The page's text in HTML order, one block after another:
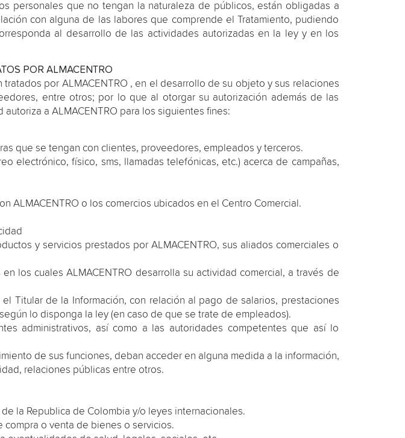
personales que no tengan la naturaleza de públicos, están obligadas a
con alguna de las labores que comprende el Tratamiento, pudiendo
al desarrollo de las actividades autorizadas en la ley y en los
POR ALMACENTRO
por ALMACENTRO , en el desarrollo de su objeto y sus relaciones
entre otros; por lo que al otorgar su autorización además de las
a ALMACENTRO para los siguientes fines:
que se tengan con clientes, proveedores, empleados y terceros.
electrónico, físico, sms, llamadas telefónicas, etc.) acerca de campañas,
ALMACENTRO o los comercios ubicados en el Centro Comercial.
y servicios prestados por ALMACENTRO, sus aliados comerciales o
los cuales ALMACENTRO desarrolla su actividad comercial, a través de
Titular de la Información, con relación al pago de salarios, prestaciones
lo disponga la ley (en caso de que se trate de empleados).
administrativos, así como a las autoridades competentes que así lo
de sus funciones, deban acceder en alguna medida a la información,
relaciones públicas entre otros.
la Republica de Colombia y/o leyes internacionales.
o venta de bienes o servicios.